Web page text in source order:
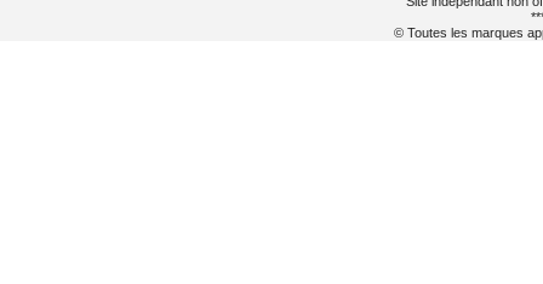
© Toutes les marques